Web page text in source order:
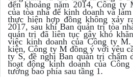
đến khoảng năm 2014, Công ty
của tòa nhà để kinh doanh và
thực hiện hợp đồng không xảy
2017, sau khi Ban quản trị tòa
quản trị đã liên tục gây khó
việc kinh doanh của Công ty
kiện, Công ty M đồng ý với yêu
ty S, đề nghị Ban quản trị chấm
hoạt động kinh doanh của
tường bao phía sau tầng 1.